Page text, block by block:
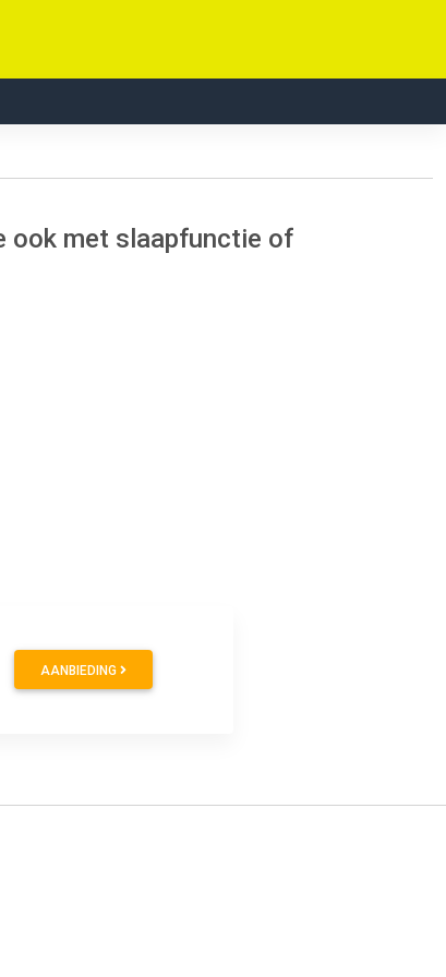
ook met slaapfunctie of
AANBIEDING